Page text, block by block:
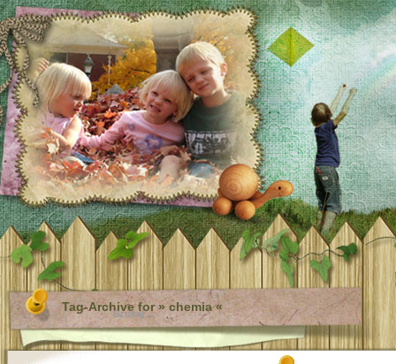
Tag-Archive for » chemia «